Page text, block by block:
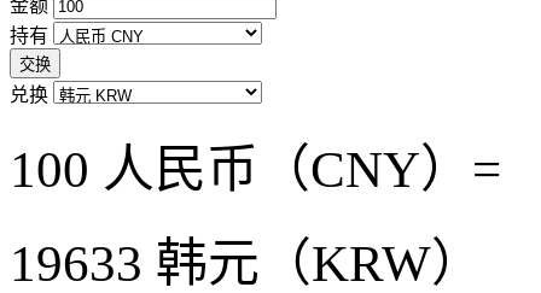
金额
持有
交换
兑换
100 人民币（CNY）=
19633 韩元（KRW）